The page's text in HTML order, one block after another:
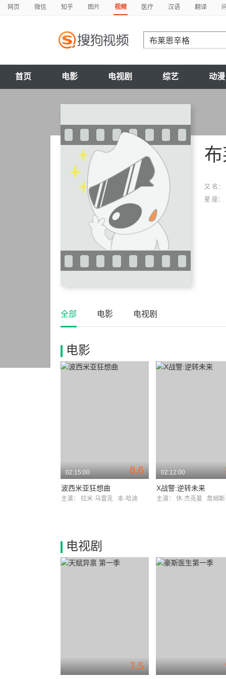
网页 微信 知乎 图片 视频 医疗 汉语 翻译
首页 电影 电视剧 综艺 动漫
又 名：
星 座：
全部 电影 电视剧
电影
8.6
02:15:00
波西米亚狂想曲
主演： 拉米·马雷克 本·哈迪
02:12:00
X战警:逆转未来
主演： 休·杰克曼 詹姆斯·麦
电视剧
7.5